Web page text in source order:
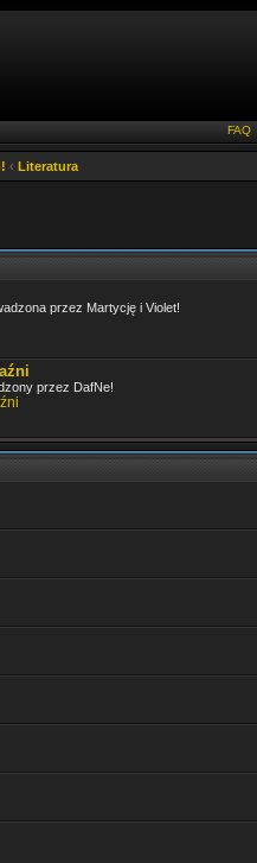
FAQ
‹ Literatura
przez Martycję i Violet!
przez DafNe!